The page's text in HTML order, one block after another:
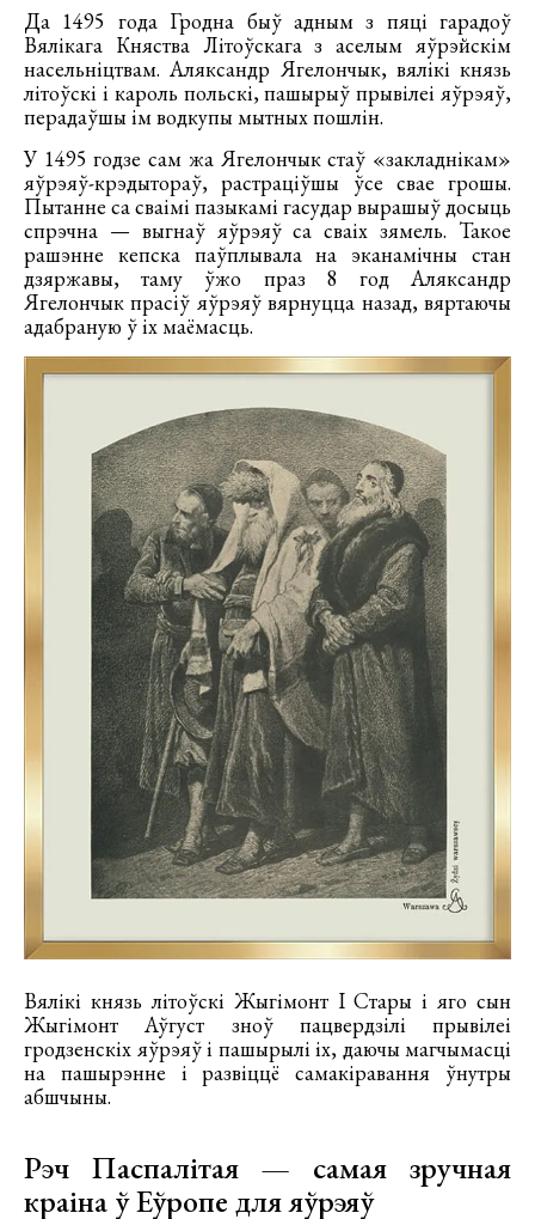
Да 1495 года Гродна быў адным з пяці гарадоў
Вялікага Княства Літоўскага з аселым яўрэйскім
насельніцтвам. Аляксандр Ягелончык, вялікі князь
літоўскі і кароль польскі, пашырыў прывілеі яўрэяў,
перадаўшы ім водкупы мытных пошлін.
У 1495 годзе сам жа Ягелончык стаў «закладнікам»
яўрэяў-крэдытораў, растраціўшы ўсе свае грошы.
Пытанне са сваімі пазыкамі гасудар вырашыў досыць
спрэчна — выгнаў яўрэяў са сваіх зямель. Такое
рашэнне кепска паўплывала на эканамічны стан
дзяржавы, таму ўжо праз 8 год Аляксандр
Ягелончык прасіў яўрэяў вярнуцца назад, вяртаючы
адабраную ў іх маёмасць.
Вялікі князь літоўскі Жыгімонт I Стары і яго сын
Жыгімонт Аўгуст зноў пацвердзілі прывілеі
гродзенскіх яўрэяў і пашырылі іх, даючы магчымасці
на пашырэнне і развіццё самакіравання ўнутры
абшчыны.
Рэч Паспалітая — самая зручная
краіна ў Еўропе для яўрэяў